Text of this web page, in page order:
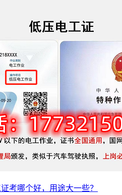
考哪个好，用途大一些？